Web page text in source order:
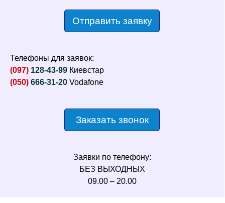
Отправить заявку
Телефоны для заявок:
(097) 128-43-99 Киевстар
(050) 666-31-20 Vodafone
Заказать звонок
Заявки по телефону:
БЕЗ ВЫХОДНЫХ
09.00 – 20.00